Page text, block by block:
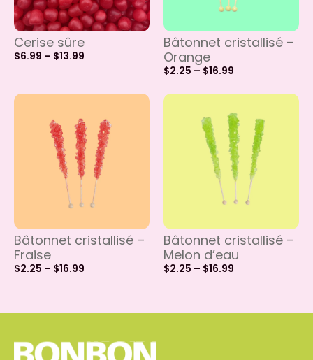
Cerise sûre
$6.99 – $13.99
Bâtonnet cristallisé –
Orange
$2.25 – $16.99
Bâtonnet cristallisé –
Fraise
$2.25 – $16.99
Bâtonnet cristallisé –
Melon d’eau
$2.25 – $16.99